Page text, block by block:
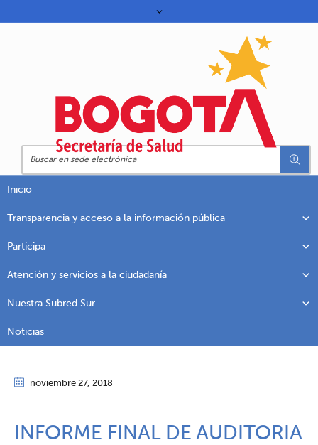
Inicio
Transparencia y acceso a la información pública
Participa
Atención y servicios a la ciudadanía
Nuestra Subred Sur
Noticias
noviembre 27, 2018
INFORME FINAL DE AUDITORIA